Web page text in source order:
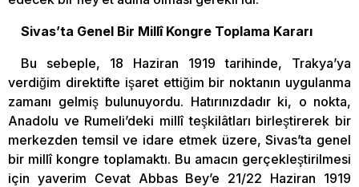
Sivas’ta Genel Bir Millî Kongre Toplama Kararı
Bu sebeple, 18 Haziran 1919 tarihinde, Trakya’ya
verdiğim direktifte işaret ettiğim bir noktanın uygulanma
zamanı gelmiş bulunuyordu. Hatırınızdadır ki, o nokta,
Anadolu ve Rumeli’deki millî teşkilâtları birleştirerek bir
merkezden temsil ve idare etmek üzere, Sivas’ta genel
bir millî kongre toplamaktı. Bu amacın gerçekleştirilmesi
için yaverim Cevat Abbas Bey’e 21/22 Haziran 1919